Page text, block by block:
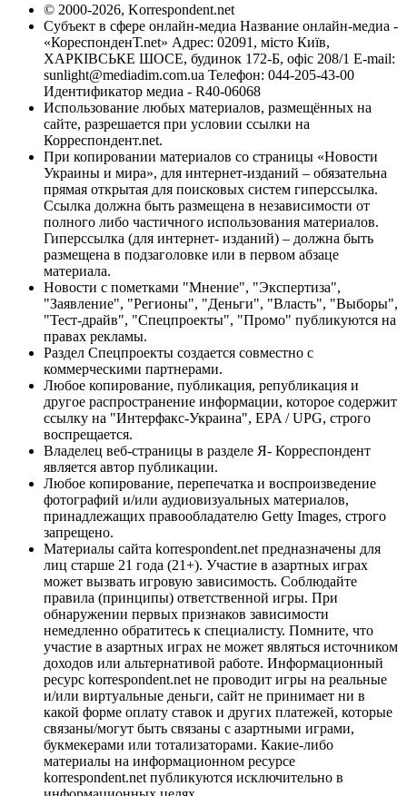
© 2000-2026, Korrespondent.net
Субъект в сфере онлайн-медиа Название онлайн-медиа -
«КореспонденТ.net» Адрес: 02091, місто Київ,
ХАРКІВСЬКЕ ШОСЕ, будинок 172-Б, офіс 208/1 E-mail:
sunlight@mediadim.com.ua Телефон: 044-205-43-00
Идентификатор медиа - R40-06068
Использование любых материалов, размещённых на
сайте, разрешается при условии ссылки на
Корреспондент.net.
При копировании материалов со страницы «Новости
Украины и мира», для интернет-изданий – обязательна
прямая открытая для поисковых систем гиперссылка.
Ссылка должна быть размещена в независимости от
полного либо частичного использования материалов.
Гиперссылка (для интернет- изданий) – должна быть
размещена в подзаголовке или в первом абзаце
материала.
Новости с пометками "Мнение", "Экспертиза",
"Заявление", "Регионы", "Деньги", "Власть", "Выборы",
"Тест-драйв", "Спецпроекты", "Промо" публикуются на
правах рекламы.
Раздел Спецпроекты создается совместно с
коммерческими партнерами.
Любое копирование, публикация, републикация и
другое распространение информации, которое содержит
ссылку на "Интерфакс-Украина", EPA / UPG, строго
воспрещается.
Владелец веб-страницы в разделе Я- Корреспондент
является автор публикации.
Любое копирование, перепечатка и воспроизведение
фотографий и/или аудиовизуальных материалов,
принадлежащих правообладателю Getty Images, строго
запрещено.
Материалы сайта korrespondent.net предназначены для
лиц старше 21 года (21+). Участие в азартных играх
может вызвать игровую зависимость. Соблюдайте
правила (принципы) ответственной игры. При
обнаружении первых признаков зависимости
немедленно обратитесь к специалисту. Помните, что
участие в азартных играх не может являться источником
доходов или альтернативой работе. Информационный
ресурс korrespondent.net не проводит игры на реальные
и/или виртуальные деньги, сайт не принимает ни в
какой форме оплату ставок и других платежей, которые
связаны/могут быть связаны с азартными играми,
букмекерами или тотализаторами. Какие-либо
материалы на информационном ресурсе
korrespondent.net публикуются исключительно в